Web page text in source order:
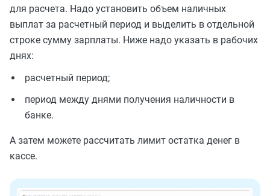
для расчета. Надо установить объем наличных
выплат за расчетный период и выделить в отдельной
строке сумму зарплаты. Ниже надо указать в рабочих
днях:
расчетный период;
период между днями получения наличности в
банке.
А затем можете рассчитать лимит остатка денег в
кассе.